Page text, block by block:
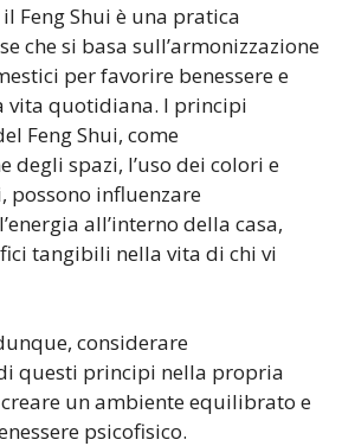
Feng Shui è una pratica
che si basa sull’armonizzazione
per favorire benessere e
vita quotidiana. I principi
Feng Shui, come
degli spazi, l’uso dei colori e
possono influenzare
all’interno della casa,
tangibili nella vita di chi vi
considerare
questi principi nella propria
un ambiente equilibrato e
psicofisico.